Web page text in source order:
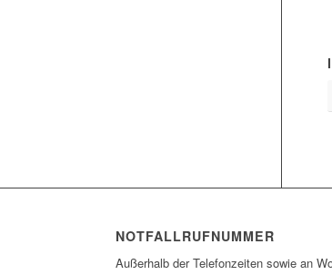
NOTFALLRUFNUMMER
Außerhalb der Telefonzeiten sowie an